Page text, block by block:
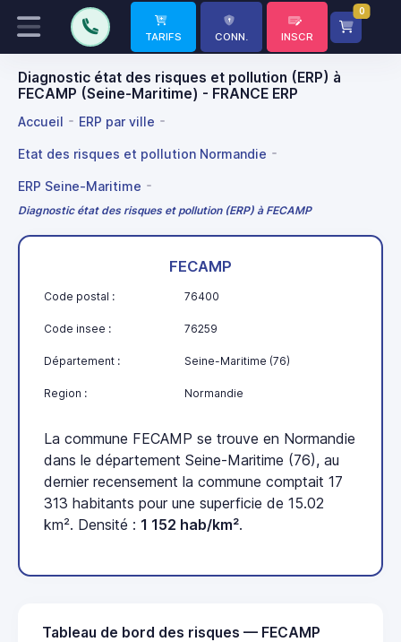
TARIFS CONN. INSCR
0
Diagnostic état des risques et pollution (ERP) à
FECAMP (Seine-Maritime) - FRANCE ERP
Accueil ERP par ville
Etat des risques et pollution Normandie
ERP Seine-Maritime
Diagnostic état des risques et pollution (ERP) à FECAMP
FECAMP
Code postal : 76400
Code insee : 76259
Département : Seine-Maritime (76)
Region : Normandie
La commune FECAMP se trouve en Normandie
dans le département Seine-Maritime (76), au
dernier recensement la commune comptait 17
313 habitants pour une superficie de 15.02
km². Densité : 1 152 hab/km².
Tableau de bord des risques — FECAMP